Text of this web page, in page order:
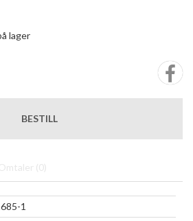
lager
BESTILL
(0)
1